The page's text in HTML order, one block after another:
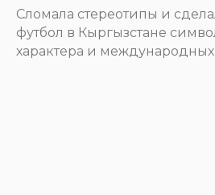
Cломала стереотипы и
футбол в Кыргызстане
характера и международных